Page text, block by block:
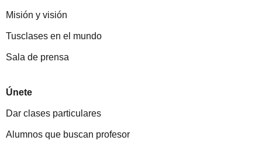
Misión y visión
Tusclases en el mundo
Sala de prensa
Únete
Dar clases particulares
Alumnos que buscan profesor